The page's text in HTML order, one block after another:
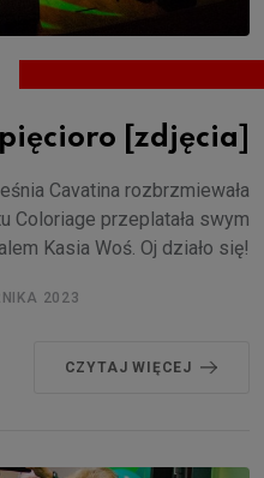
[zdjęcia]
Cavatina rozbrzmiewała
Coloriage przeplatała swym
Kasia Woś. Oj działo się!
2023
CZYTAJ WIĘCEJ